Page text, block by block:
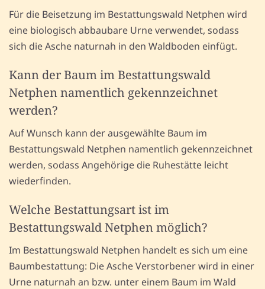
Für die Beisetzung im Bestattungswald Netphen wird
eine biologisch abbaubare Urne verwendet, sodass
sich die Asche naturnah in den Waldboden einfügt.
Kann der Baum im Bestattungswald
Netphen namentlich gekennzeichnet
werden?
Auf Wunsch kann der ausgewählte Baum im
Bestattungswald Netphen namentlich gekennzeichnet
werden, sodass Angehörige die Ruhestätte leicht
wiederfinden.
Welche Bestattungsart ist im
Bestattungswald Netphen möglich?
Im Bestattungswald Netphen handelt es sich um eine
Baumbestattung: Die Asche Verstorbener wird in einer
Urne naturnah an bzw. unter einem Baum im Wald